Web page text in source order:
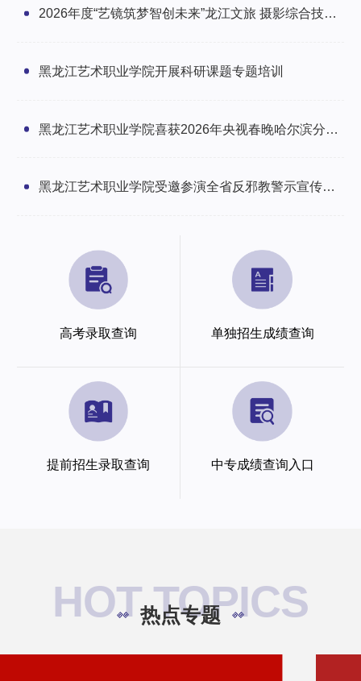
2026年度“艺镜筑梦智创未来”龙江文旅 摄影综合技能
培训班圆满举办
黑龙江艺术职业学院开展科研课题专题培训
黑龙江艺术职业学院喜获2026年央视春晚哈尔滨分会
场感谢信
黑龙江艺术职业学院受邀参演全省反邪教警示宣传文
高考录取查询 单独招生成绩查询
提前招生录取查询 中专成绩查询入口
HOT TOPICS
热点专题